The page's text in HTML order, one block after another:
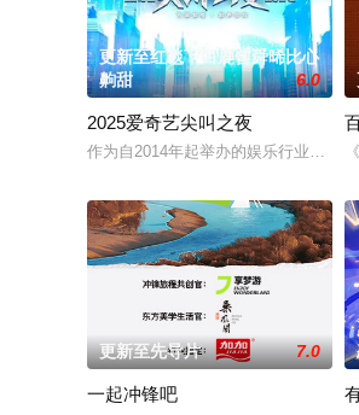
更新至红毯下白鹿曾舜晞比心
齁甜
6.0
2025爱奇艺尖叫之夜
作为自2014年起举办的娱乐行业盛事
更新至先导片 7.0
一起冲锋吧